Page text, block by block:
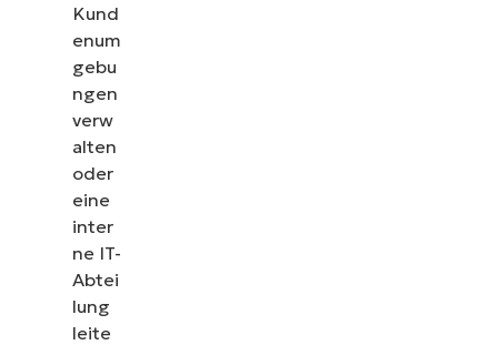
Kund
enum
gebu
ngen
verw
alten
oder
eine
inter
ne IT-
Abtei
lung
leite